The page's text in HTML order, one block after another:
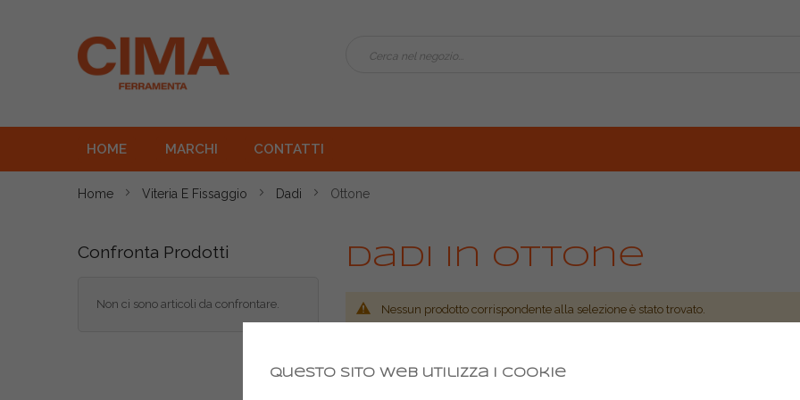
HOME MARCHI CONTATTI
Home Viteria E Fissaggio Dadi Ottone
Dadi in ottone
Nessun prodotto corrispondente alla selezione è stato trovato.
Confronta Prodotti
Non ci sono articoli da confrontare.
Questo sito web utilizza i cookie